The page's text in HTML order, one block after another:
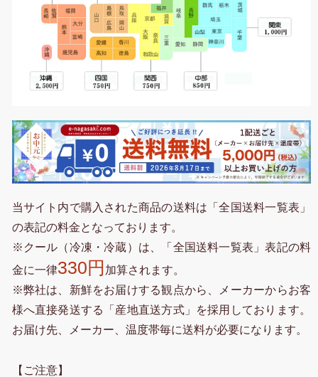
当サイト内で購入された商品の送料は「全国送料一覧表」
の表記の料金となっております。
※クール（冷凍・冷蔵）は、「全国送料一覧表」表記の料
金に一律330円 加算されます。
※弊社は、新鮮をお届けする観点から、メーカーからお客
様へ直接発送する「産地直送方式」を採用しております。
お届け先、メーカー、温度帯毎に送料が必要になります。
【ご注意】